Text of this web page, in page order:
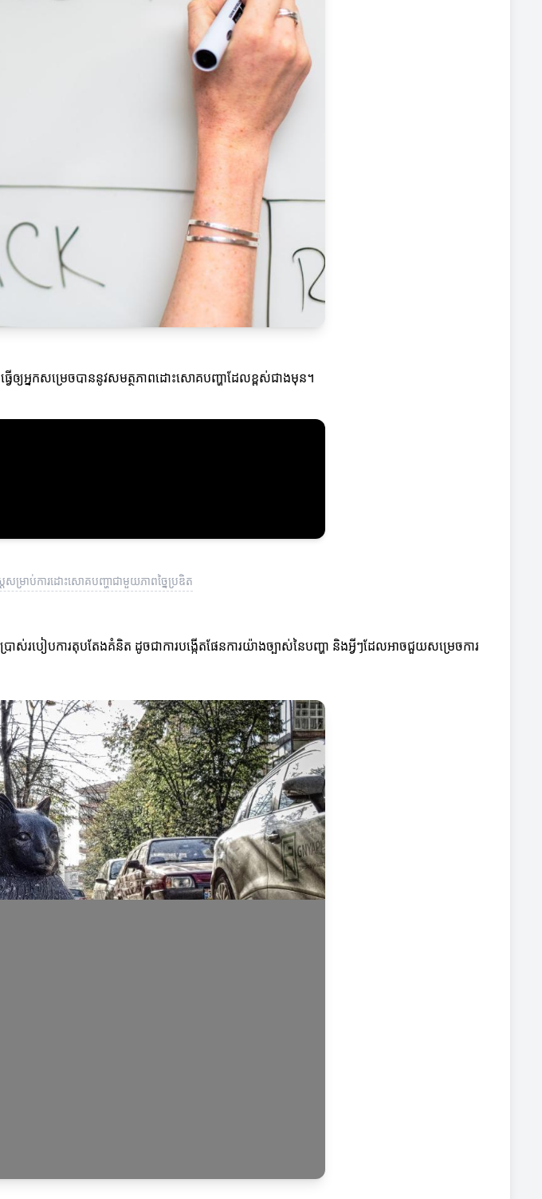
ើឲ្យអ្នកសម្រេចបាននូវសមត្ថភាពដោះសោគបញ្ហាដែលខ្ពស់ជាងមុន។
រាប់ការដោះសោគបញ្ហាជាមួយភាពច្នៃប្រឌិត
ស់របៀបការតុបតែងគំនិត ដូចជាការបង្កើតផែនការយ៉ាងច្បាស់នៃបញ្ហា និងអ្វីៗដែលអាចជួយសម្រេចការ